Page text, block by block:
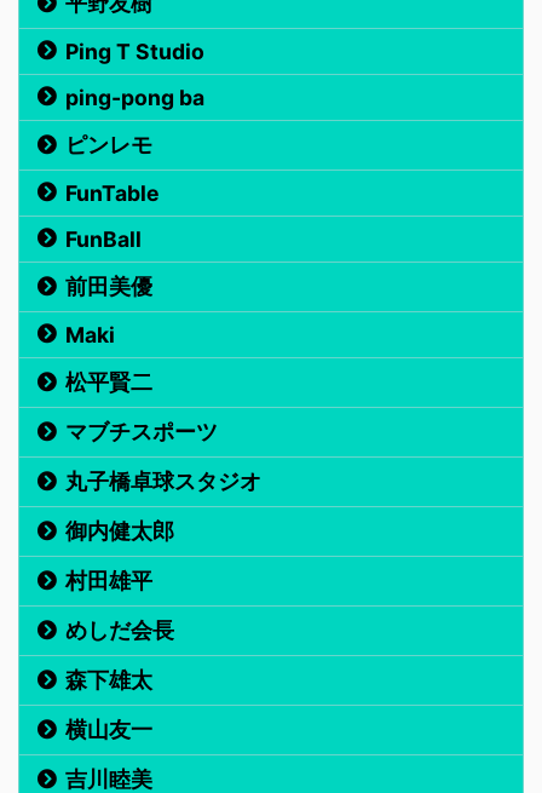
Ping T Studio
ping-pong ba
ピンレモ
FunTable
FunBall
前田美優
Maki
松平賢二
マブチスポーツ
丸子橋卓球スタジオ
御内健太郎
村田雄平
めしだ会長
森下雄太
横山友一
吉川睦美